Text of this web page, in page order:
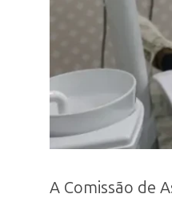
A Comissão de